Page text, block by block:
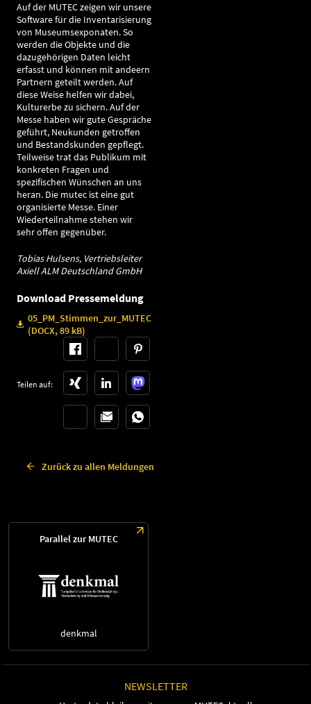
Auf der MUTEC zeigen wir unsere
Software für die Inventarisierung
von Museumsexponaten. So
werden die Objekte und die
dazugehörigen Daten leicht
erfasst und können mit andeern
Partnern geteilt werden. Auf
diese Weise helfen wir dabei,
Kulturerbe zu sichern. Auf der
Messe haben wir gute Gespräche
geführt, Neukunden getroffen
und Bestandskunden gepflegt.
Teilweise trat das Publikum mit
konkreten Fragen und
spezifischen Wünschen an uns
heran. Die mutec ist eine gut
organisierte Messe. Einer
Wiederteilnahme stehen wir
sehr offen gegenüber.
Tobias Hulsens, Vertriebsleiter
Axiell ALM Deutschland GmbH
Download Pressemeldung
05_PM_Stimmen_zur_MUTEC
(DOCX, 89 kB)
Teilen auf:
Zurück zu allen Meldungen
Parallel zur MUTEC
denkmal
NEWSLETTER